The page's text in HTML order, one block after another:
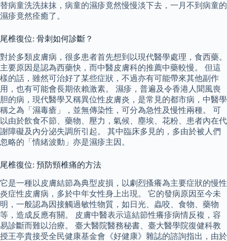
替病童洗洗抹抹，病童的濕疹竟然慢慢淡下去，一月不到病童的
濕疹竟然痊癒了。
尾椎復位: 骨刺如何診斷？
對於多類皮膚病，很多患者首先想到以現代醫學處理，食西藥。
主要原因是認為西藥快，而中醫皮膚科的推薦中藥較慢。 但這
樣的話，雖然可治好了某些症狀，不過亦有可能帶來其他副作
用，也有可能會長期依賴激素。 濕疹，普遍及令香港人聞風喪
胆的病，現代醫學又稱異位性皮膚炎，是常見的都市病，中醫學
稱之為「濕毒瘡」，並無傳染性，可分為急性及慢性兩種。 可
以由於飲食不節、藥物、壓力，氣候、塵埃、花粉、患者內在代
謝障礙及內分泌失調所引起。 其中臨床多見的，多由於被人們
忽略的「情緒波動」亦是濕疹主因。
尾椎復位: 預防頸椎痛的方法
它是一種以皮膚結節為典型皮損，以劇烈搔癢為主要症狀的慢性
炎症性皮膚病，多於中年女性身上出現。 它的發病原因至今未
明，一般認為因接觸過敏性物質，如日光、蟲咬、食物、藥物
等，造成反應有關。 皮膚中醫表示這結節性癢疹病情反複，容
易診斷而難以治療。 臺大醫院醫務秘書、臺大醫學院復健科教
授王亭貴接受全民健康基金會《好健康》雜誌的諮詢指出，由於